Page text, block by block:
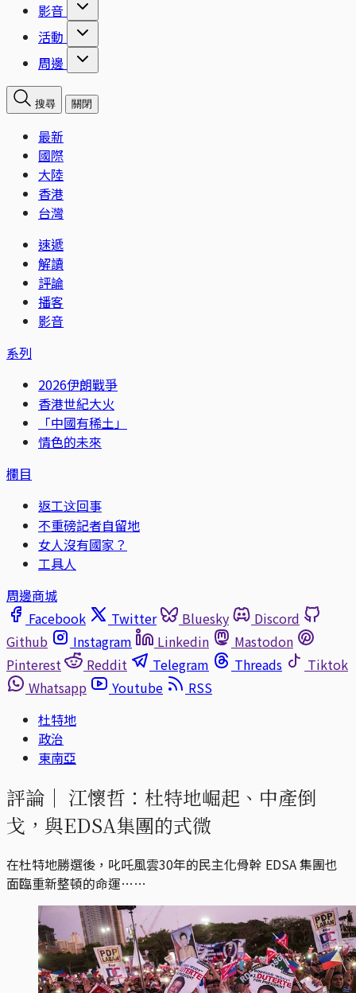
影音
活動
周邊
搜尋 關閉
最新
國際
大陸
香港
台灣
速遞
解讀
評論
播客
影音
系列
2026伊朗戰爭
香港世紀大火
「中國有稀土」
情色的未來
欄目
返工这回事
不重磅記者自留地
女人沒有國家？
工具人
周邊商城
Facebook
Twitter Bluesky
Discord
Github
Instagram Linkedin
Mastodon
Pinterest
Reddit Telegram Threads
Tiktok
Whatsapp
Youtube
RSS
杜特地
政治
東南亞
評論｜ 江懷哲：杜特地崛起、中產倒
戈，與EDSA集團的式微
在杜特地勝選後，叱吒風雲30年的民主化骨幹 EDSA 集團也
面臨重新整頓的命運……